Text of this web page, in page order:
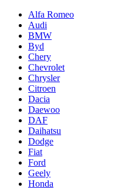
Alfa Romeo
Audi
BMW
Byd
Chery
Chevrolet
Chrysler
Citroen
Dacia
Daewoo
DAF
Daihatsu
Dodge
Fiat
Ford
Geely
Honda